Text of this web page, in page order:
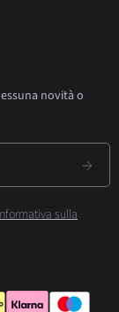
novità o
sulla